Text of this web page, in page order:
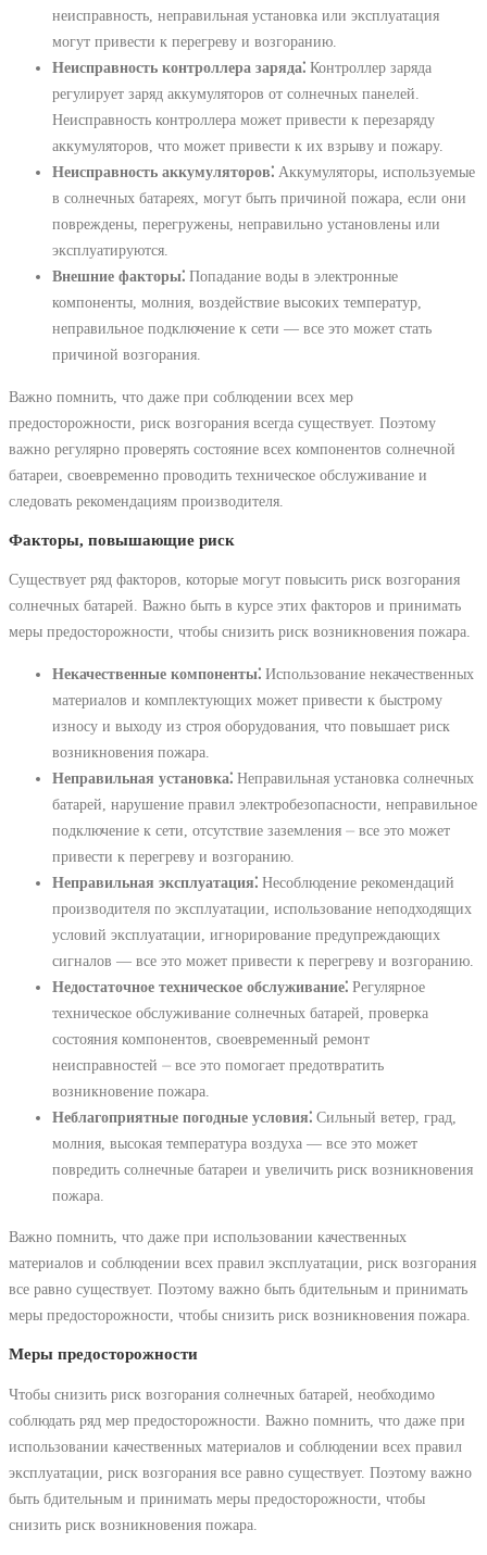
неисправность, неправильная установка или эксплуатация
могут привести к перегреву и возгоранию.
Неисправность контроллера заряда⁚ Контроллер заряда
регулирует заряд аккумуляторов от солнечных панелей.
Неисправность контроллера может привести к перезаряду
аккумуляторов, что может привести к их взрыву и пожару.
Неисправность аккумуляторов⁚ Аккумуляторы, используемые
в солнечных батареях, могут быть причиной пожара, если они
повреждены, перегружены, неправильно установлены или
эксплуатируются.
Внешние факторы⁚ Попадание воды в электронные
компоненты, молния, воздействие высоких температур,
неправильное подключение к сети ― все это может стать
причиной возгорания.
Важно помнить, что даже при соблюдении всех мер
предосторожности, риск возгорания всегда существует. Поэтому
важно регулярно проверять состояние всех компонентов солнечной
батареи, своевременно проводить техническое обслуживание и
следовать рекомендациям производителя.
Факторы, повышающие риск
Существует ряд факторов, которые могут повысить риск возгорания
солнечных батарей. Важно быть в курсе этих факторов и принимать
меры предосторожности, чтобы снизить риск возникновения пожара.
Некачественные компоненты⁚ Использование некачественных
материалов и комплектующих может привести к быстрому
износу и выходу из строя оборудования, что повышает риск
возникновения пожара.
Неправильная установка⁚ Неправильная установка солнечных
батарей, нарушение правил электробезопасности, неправильное
подключение к сети, отсутствие заземления ⏤ все это может
привести к перегреву и возгоранию.
Неправильная эксплуатация⁚ Несоблюдение рекомендаций
производителя по эксплуатации, использование неподходящих
условий эксплуатации, игнорирование предупреждающих
сигналов ― все это может привести к перегреву и возгоранию.
Недостаточное техническое обслуживание⁚ Регулярное
техническое обслуживание солнечных батарей, проверка
состояния компонентов, своевременный ремонт
неисправностей ⏤ все это помогает предотвратить
возникновение пожара.
Неблагоприятные погодные условия⁚ Сильный ветер, град,
молния, высокая температура воздуха ― все это может
повредить солнечные батареи и увеличить риск возникновения
пожара.
Важно помнить, что даже при использовании качественных
материалов и соблюдении всех правил эксплуатации, риск возгорания
все равно существует. Поэтому важно быть бдительным и принимать
меры предосторожности, чтобы снизить риск возникновения пожара.
Меры предосторожности
Чтобы снизить риск возгорания солнечных батарей, необходимо
соблюдать ряд мер предосторожности. Важно помнить, что даже при
использовании качественных материалов и соблюдении всех правил
эксплуатации, риск возгорания все равно существует. Поэтому важно
быть бдительным и принимать меры предосторожности, чтобы
снизить риск возникновения пожара.